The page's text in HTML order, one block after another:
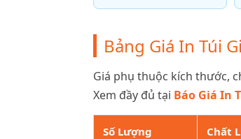
Bảng Giá In Túi
Giá phụ thuộc kích thước,
Xem đầy đủ tại Báo Giá In
Số Lượng Chất